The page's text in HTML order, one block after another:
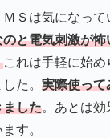
Ｓは気になって
と電気刺激が
これは手軽に始め
た。 実際使って
ました。あとは効
す。